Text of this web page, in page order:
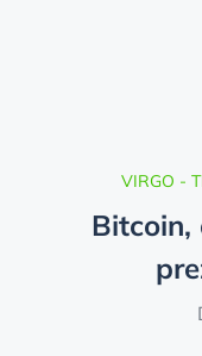
VIRGO -
Bitcoin,